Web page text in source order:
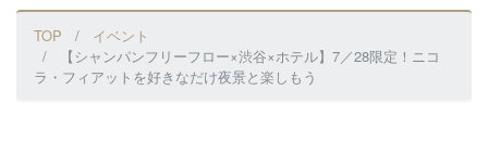
TOP
イベント
【シャンパンフリーフロー×渋谷×ホテル】7／28限定！ニコ
ラ・フィアットを好きなだけ夜景と楽しもう